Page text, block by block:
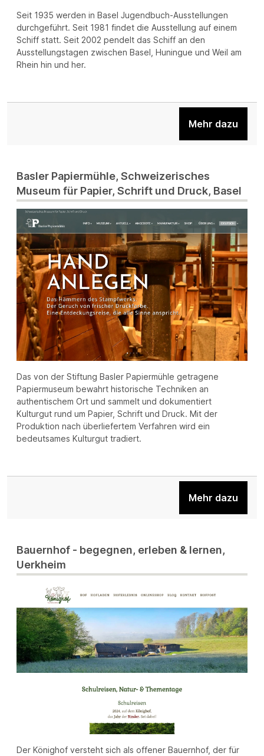
Seit 1935 werden in Basel Jugendbuch-Ausstellungen
durchgeführt. Seit 1981 findet die Ausstellung auf einem
Schiff statt. Seit 2002 pendelt das Schiff an den
Ausstellungstagen zwischen Basel, Huningue und Weil am
Rhein hin und her.
Mehr dazu
Basler Papiermühle, Schweizerisches
Museum für Papier, Schrift und Druck, Basel
Das von der Stiftung Basler Papiermühle getragene
Papiermuseum bewahrt historische Techniken an
authentischem Ort und sammelt und dokumentiert
Kulturgut rund um Papier, Schrift und Druck. Mit der
Produktion nach überliefertem Verfahren wird ein
bedeutsames Kulturgut tradiert.
Mehr dazu
Bauernhof - begegnen, erleben & lernen,
Uerkheim
Der Könighof versteht sich als offener Bauernhof, der für